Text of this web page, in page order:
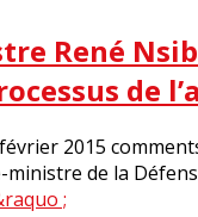
René
de
2015
ministre de la
;